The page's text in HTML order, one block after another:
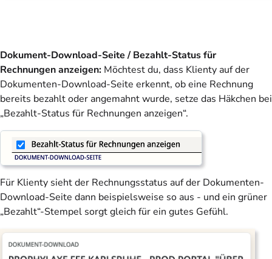
Dokument-Download-Seite / Bezahlt-Status für
Rechnungen anzeigen: Möchtest du, dass Klienty auf der
Dokumenten-Download-Seite erkennt, ob eine Rechnung
bereits bezahlt oder angemahnt wurde, setze das Häkchen bei
„Bezahlt-Status für Rechnungen anzeigen“.
Für Klienty sieht der Rechnungsstatus auf der Dokumenten-
Download-Seite dann beispielsweise so aus - und ein grüner
„Bezahlt“-Stempel sorgt gleich für ein gutes Gefühl.